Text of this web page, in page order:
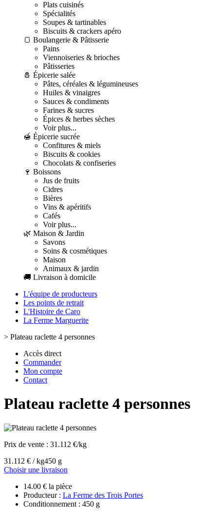
Plats cuisinés
Spécialités
Soupes & tartinables
Biscuits & crackers apéro
🍞 Boulangerie & Pâtisserie
Pains
Viennoiseries & brioches
Pâtisseries
🧂 Épicerie salée
Pâtes, céréales & légumineuses
Huiles & vinaigres
Sauces & condiments
Farines & sucres
Épices & herbes sèches
Voir plus...
🍯 Épicerie sucrée
Confitures & miels
Biscuits & cookies
Chocolats & confiseries
🍷 Boissons
Jus de fruits
Cidres
Bières
Vins & apéritifs
Cafés
Voir plus...
🌿 Maison & Jardin
Savons
Soins & cosmétiques
Maison
Animaux & jardin
🚚 Livraison à domicile
L'équipe de producteurs
Les points de retrait
L'Histoire de Caro
La Ferme Marguerite
> Plateau raclette 4 personnes
Accès direct
Commander
Mon compte
Contact
Plateau raclette 4 personnes
Prix de vente : 31.112 €/kg
31.112 € / kg450 g
Choisir une livraison
14.00 € la pièce
Producteur : La Ferme des Trois Portes
Conditionnement : 450 g